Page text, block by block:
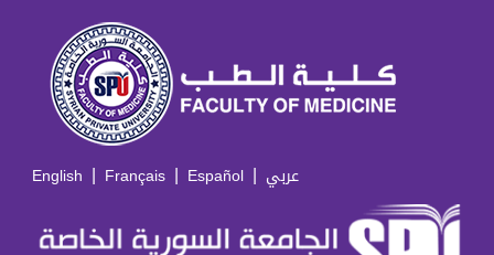
English | Français | Español | عربي